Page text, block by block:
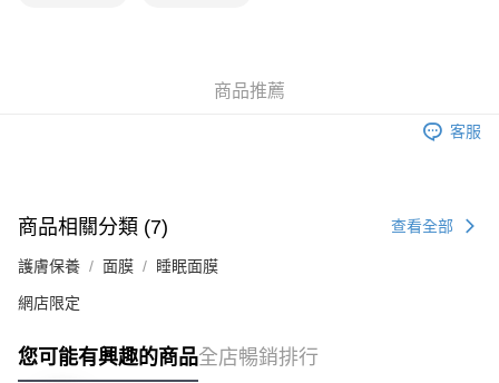
取。逾期會取消訂單，並不會安排重寄
商品推薦
客服
商品相關分類 (7) 查看全部
護膚保養 面膜 睡眠面膜
網店限定
您可能有興趣的商品全店暢銷排行